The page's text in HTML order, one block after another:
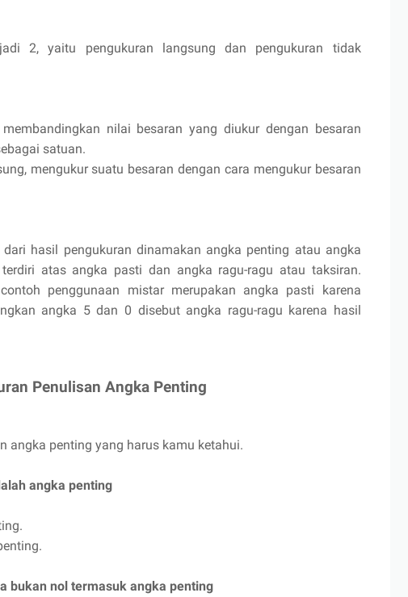
2, yaitu pengukuran langsung dan pengukuran tidak
nilai besaran yang diukur dengan besaran
satuan.
mengukur suatu besaran dengan cara mengukur besaran
hasil pengukuran dinamakan angka penting atau angka
atas angka pasti dan angka ragu-ragu atau taksiran.
penggunaan mistar merupakan angka pasti karena
angka 5 dan 0 disebut angka ragu-ragu karena hasil
Penulisan Angka Penting
angka penting yang harus kamu ketahui.
angka penting
bukan nol termasuk angka penting